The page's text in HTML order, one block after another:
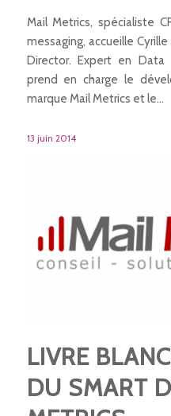
Mail Metrics, spécialiste
messaging, accueille
Director. Expert en Data
prend en charge le
marque Mail Metrics et le…
13 juin 2014
LIVRE
DU SMART